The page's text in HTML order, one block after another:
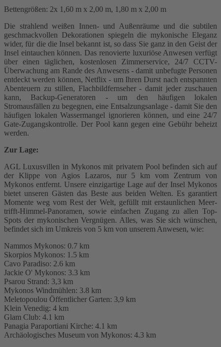
Bettengrößen: 2x 1,60 m x 2,00 m, 1,80 m x 2,00 m
Die strahlend weißen Innen- und Außenräume und die subtilen
geschmackvollen Dekorationen spiegeln die mykonische Eleganz
wider, für die die Insel bekannt ist, so dass Sie ganz in den Geist der
Insel eintauchen können. Das renovierte luxuriöse Anwesen verfügt
über einen täglichen, kostenlosen Zimmerservice, 24/7 CCTV-
Überwachung am Rande des Anwesens - damit unbefugte Personen
entdeckt werden können, Netflix - um Ihren Durst nach entspannten
Abenteuern zu stillen, Flachbildfernseher - damit jeder zuschauen
kann, Backup-Generatoren - um den häufigen lokalen
Stromausfällen zu begegnen, eine Entsalzungsanlage - damit Sie den
häufigen lokalen Wassermangel ignorieren können, und eine 24/7
Gate-Zugangskontrolle. Der Pool kann gegen eine Gebühr beheizt
werden.
Zur Lage:
AGL Luxusvillen in Mykonos mit privatem Pool befinden sich auf
der Klippe von Agios Lazaros, nur 5 km vom Zentrum von
Mykonos entfernt. Unsere einzigartige Lage auf der Insel Mykonos
bietet unseren Gästen das Beste aus beiden Welten. Es garantiert
Momente weg vom Rest der Welt, gefüllt mit erstaunlichen Meer-
trifft-Himmel-Panoramen, sowie einfachen Zugang zu allen Top-
Spots der mykonischen Vergnügen. Alles, was Sie sich wünschen,
befindet sich im Umkreis von 5 km von unserem Anwesen, wie:
Nammos Mykonos: 0.7 km
Skorpios Mykonos: 1.5 km
Cavo Paradiso: 2.6 km
Jackie O' Mykonos: 3.3 km
Psarou Strand: 3,3 km
Mykonos Windmühlen: 3.8 km
Meletopoulou Öffentlicher Garten: 3,9 km
Klein Venedig: 4 km
Glam Club: 4.1 km
Panagia Paraportiani Kirche: 4.1 km
Archäologisches Museum von Mykonos: 4.3 km